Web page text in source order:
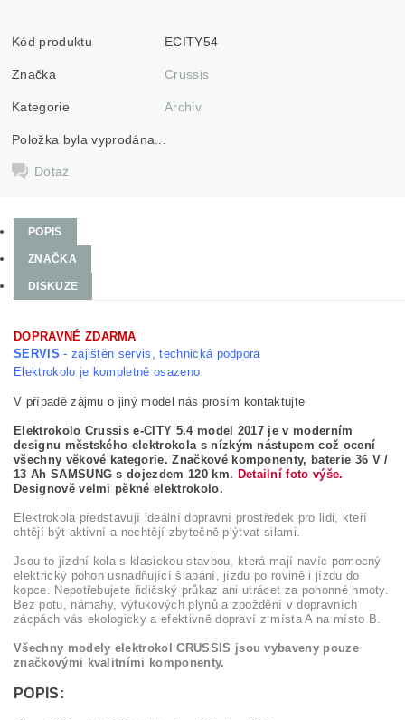
Kód produktu ECITY54
Značka Crussis
Kategorie Archiv
Položka byla vyprodána...
Dotaz
POPIS
ZNAČKA
DISKUZE
DOPRAVNÉ ZDARMA
SERVIS - zajištěn servis, technická podpora
Elektrokolo je kompletně osazeno
V případě zájmu o jiný model nás prosím kontaktujte
Elektrokolo Crussis e-CITY 5.4 model 2017 je v moderním
designu městského elektrokola s nízkým nástupem což ocení
všechny věkové kategorie. Značkové komponenty, baterie 36 V /
13 Ah SAMSUNG s dojezdem 120 km. Detailní foto výše.
Designově velmi pěkné elektrokolo.
Elektrokola představují ideální dopravní prostředek pro lidi, kteří
chtějí být aktivní a nechtějí zbytečně plýtvat silami.
Jsou to jízdní kola s klasickou stavbou, která mají navíc pomocný
elektrický pohon usnadňující šlapání, jízdu po rovině i jízdu do
kopce. Nepotřebujete řidičský průkaz ani utrácet za pohonné hmoty.
Bez potu, námahy, výfukových plynů a zpoždění v dopravních
zácpách vás ekologicky a efektivně dopraví z místa A na místo B.
Všechny modely elektrokol CRUSSIS jsou vybaveny pouze
značkovými kvalitními komponenty.
POPIS: